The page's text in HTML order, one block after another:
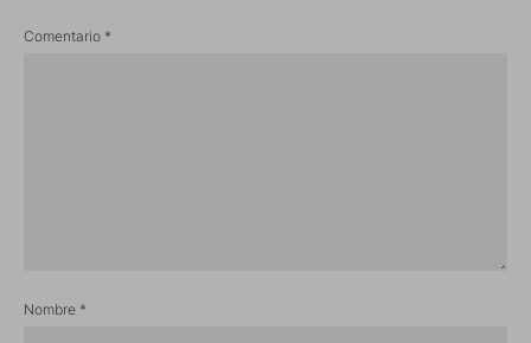
Comentario *
Nombre *